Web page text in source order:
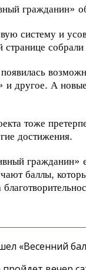
гражданин»
систему и
и другое. А
тоже
достижения.
гражданин»
баллы,
«Весенний